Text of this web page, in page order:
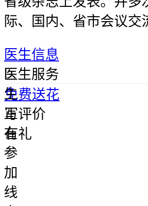
际、国内、省市会议交
医生信息
医
生
正
在
参
加
线
医生服务
免费送花
写评价
有礼